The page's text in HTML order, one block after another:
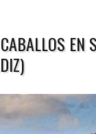
EN